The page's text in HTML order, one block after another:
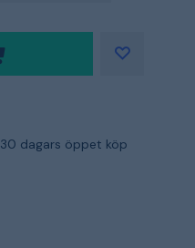
30 dagars öppet köp